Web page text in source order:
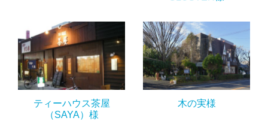
ティーハウス茶屋
（SAYA）様
木の実様